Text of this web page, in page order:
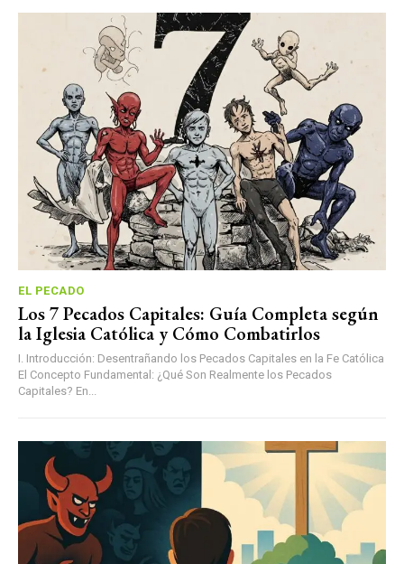
EL PECADO
Los 7 Pecados Capitales: Guía Completa según
la Iglesia Católica y Cómo Combatirlos
I. Introducción: Desentrañando los Pecados Capitales en la Fe Católica
El Concepto Fundamental: ¿Qué Son Realmente los Pecados
Capitales? En...